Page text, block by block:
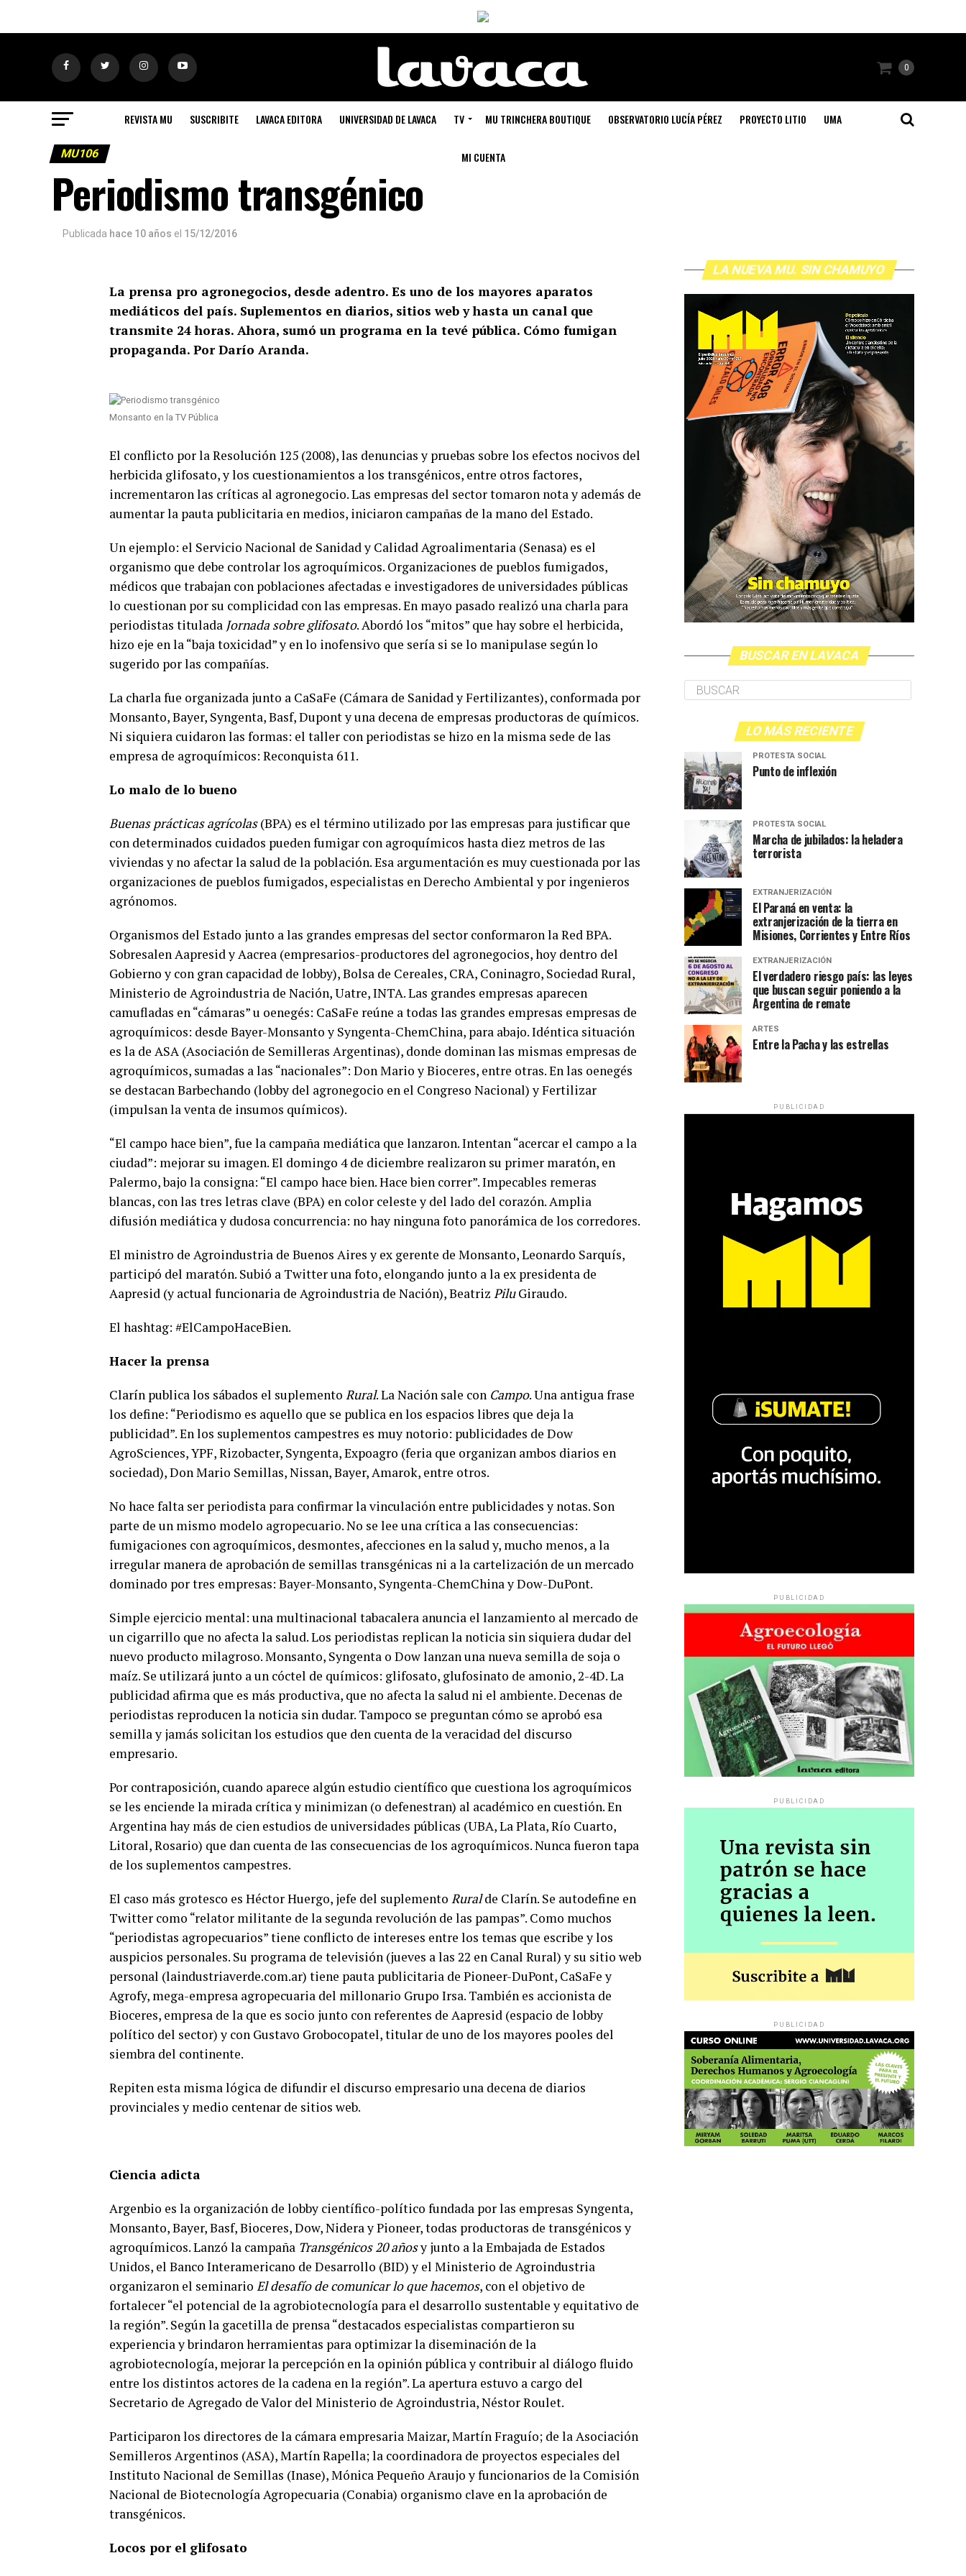
0
REVISTA MU SUSCRIBITE LAVACA EDITORA UNIVERSIDAD DE LAVACA TV MU TRINCHERA BOUTIQUE OBSERVATORIO LUCÍA PÉREZ PROYECTO LITIO UMA
MI CUENTA
MU106
Periodismo transgénico
Publicada hace 10 años el 15/12/2016
La prensa pro agronegocios, desde adentro. Es uno de los mayores aparatos
mediáticos del país. Suplementos en diarios, sitios web y hasta un canal que
transmite 24 horas. Ahora, sumó un programa en la tevé pública. Cómo fumigan
propaganda. Por Darío Aranda.
Monsanto en la TV Pública
El conflicto por la Resolución 125 (2008), las denuncias y pruebas sobre los efectos nocivos del
herbicida glifosato, y los cuestionamientos a los transgénicos, entre otros factores,
incrementaron las críticas al agronegocio. Las empresas del sector tomaron nota y además de
aumentar la pauta publicitaria en medios, iniciaron campañas de la mano del Estado.
Un ejemplo: el Servicio Nacional de Sanidad y Calidad Agroalimentaria (Senasa) es el
organismo que debe controlar los agroquímicos. Organizaciones de pueblos fumigados,
médicos que trabajan con poblaciones afectadas e investigadores de universidades públicas
lo cuestionan por su complicidad con las empresas. En mayo pasado realizó una charla para
periodistas titulada Jornada sobre glifosato. Abordó los “mitos” que hay sobre el herbicida,
hizo eje en la “baja toxicidad” y en lo inofensivo que sería si se lo manipulase según lo
sugerido por las compañías.
La charla fue organizada junto a CaSaFe (Cámara de Sanidad y Fertilizantes), conformada por
Monsanto, Bayer, Syngenta, Basf, Dupont y una decena de empresas productoras de químicos.
Ni siquiera cuidaron las formas: el taller con periodistas se hizo en la misma sede de las
empresa de agroquímicos: Reconquista 611.
Lo malo de lo bueno
Buenas prácticas agrícolas(BPA) es el término utilizado por las empresas para justificar que
con determinados cuidados pueden fumigar con agroquímicos hasta diez metros de las
viviendas y no afectar la salud de la población. Esa argumentación es muy cuestionada por las
organizaciones de pueblos fumigados, especialistas en Derecho Ambiental y por ingenieros
agrónomos.
Organismos del Estado junto a las grandes empresas del sector conformaron la Red BPA.
Sobresalen Aapresid y Aacrea (empresarios-productores del agronegocios, hoy dentro del
Gobierno y con gran capacidad de lobby), Bolsa de Cereales, CRA, Coninagro, Sociedad Rural,
Ministerio de Agroindustria de Nación, Uatre, INTA. Las grandes empresas aparecen
camufladas en “cámaras” u oenegés: CaSaFe reúne a todas las grandes empresas empresas de
agroquímicos: desde Bayer-Monsanto y Syngenta-ChemChina, para abajo. Idéntica situación
es la de ASA (Asociación de Semilleras Argentinas), donde dominan las mismas empresas de
agroquímicos, sumadas a las “nacionales”: Don Mario y Bioceres, entre otras. En las oenegés
se destacan Barbechando (lobby del agronegocio en el Congreso Nacional) y Fertilizar
(impulsan la venta de insumos químicos).
“El campo hace bien”, fue la campaña mediática que lanzaron. Intentan “acercar el campo a la
ciudad”: mejorar su imagen. El domingo 4 de diciembre realizaron su primer maratón, en
Palermo, bajo la consigna: “El campo hace bien. Hace bien correr”. Impecables remeras
blancas, con las tres letras clave (BPA) en color celeste y del lado del corazón. Amplia
difusión mediática y dudosa concurrencia: no hay ninguna foto panorámica de los corredores.
El ministro de Agroindustria de Buenos Aires y ex gerente de Monsanto, Leonardo Sarquís,
participó del maratón. Subió a Twitter una foto, elongando junto a la ex presidenta de
Aapresid (y actual funcionaria de Agroindustria de Nación), Beatriz PiluGiraudo.
El hashtag: #ElCampoHaceBien.
Hacer la prensa
Clarín publica los sábados el suplemento Rural. La Nación sale con Campo. Una antigua frase
los define: “Periodismo es aquello que se publica en los espacios libres que deja la
publicidad”. En los suplementos campestres es muy notorio: publicidades de Dow
AgroSciences, YPF, Rizobacter, Syngenta, Expoagro (feria que organizan ambos diarios en
sociedad), Don Mario Semillas, Nissan, Bayer, Amarok, entre otros.
No hace falta ser periodista para confirmar la vinculación entre publicidades y notas. Son
parte de un mismo modelo agropecuario.No se lee una crítica a las consecuencias:
fumigaciones con agroquímicos, desmontes, afecciones en la salud y, mucho menos, a la
irregular manera de aprobación de semillas transgénicas ni a la cartelización de un mercado
dominado por tres empresas: Bayer-Monsanto, Syngenta-ChemChina y Dow-DuPont.
Simple ejercicio mental: una multinacional tabacalera anuncia el lanzamiento al mercado de
un cigarrillo que no afecta la salud. Los periodistas replican la noticia sin siquiera dudar del
nuevo producto milagroso. Monsanto, Syngenta o Dow lanzan una nueva semilla de soja o
maíz. Se utilizará junto a un cóctel de químicos: glifosato, glufosinato de amonio, 2-4D. La
publicidad afirma que es más productiva, que no afecta la salud ni el ambiente. Decenas de
periodistas reproducen la noticia sin dudar. Tampoco se preguntan cómo se aprobó esa
semilla y jamás solicitan los estudios que den cuenta de la veracidad del discurso
empresario.
Por contraposición, cuando aparece algún estudio científico que cuestiona los agroquímicos
se les enciende la mirada crítica y minimizan (o defenestran) al académico en cuestión. En
Argentina hay más de cien estudios de universidades públicas (UBA, La Plata, Río Cuarto,
Litoral, Rosario) que dan cuenta de las consecuencias de los agroquímicos. Nunca fueron tapa
de los suplementos campestres.
El caso más grotesco es Héctor Huergo, jefe del suplemento Ruralde Clarín. Se autodefine en
Twitter como “relator militante de la segunda revolución de las pampas”. Como muchos
“periodistas agropecuarios” tiene conflicto de intereses entre los temas que escribe y los
auspicios personales. Su programa de televisión (jueves a las 22 en Canal Rural) y su sitio web
personal (laindustriaverde.com.ar) tiene pauta publicitaria de Pioneer-DuPont, CaSaFe y
Agrofy, mega-empresa agropecuaria del millonario Grupo Irsa. También es accionista de
Bioceres, empresa de la que es socio junto con referentes de Aapresid (espacio de lobby
político del sector) y con Gustavo Grobocopatel, titular de uno de los mayores pooles del
siembra del continente.
Repiten esta misma lógica de difundir el discurso empresario una decena de diarios
provinciales y medio centenar de sitios web.
Ciencia adicta
Argenbio es la organización de lobby científico-político fundada por las empresas Syngenta,
Monsanto, Bayer, Basf, Bioceres, Dow, Nidera y Pioneer, todas productoras de transgénicos y
agroquímicos.Lanzó la campaña Transgénicos 20 añosy junto a la Embajada de Estados
Unidos, el Banco Interamericano de Desarrollo (BID) y el Ministerio de Agroindustria
organizaron el seminario El desafío de comunicar lo que hacemos, con el objetivo de
fortalecer “el potencial de la agrobiotecnología para el desarrollo sustentable y equitativo de
la región”. Según la gacetilla de prensa “destacados especialistas compartieron su
experiencia y brindaron herramientas para optimizar la diseminación de la
agrobiotecnología, mejorar la percepción en la opinión pública y contribuir al diálogo fluido
entre los distintos actores de la cadena en la región”. La apertura estuvo a cargo del
Secretario de Agregado de Valor del Ministerio de Agroindustria, Néstor Roulet.
Participaron los directores de la cámara empresaria Maizar, Martín Fraguío; de la Asociación
Semilleros Argentinos (ASA), Martín Rapella; la coordinadora de proyectos especiales del
Instituto Nacional de Semillas (Inase), Mónica Pequeño Araujo y funcionarios de la Comisión
Nacional de Biotecnología Agropecuaria (Conabia) organismo clave en la aprobación de
transgénicos.
Locos por el glifosato
LA NUEVA MU. SIN CHAMUYO
BUSCAR EN LAVACA
LO MÁS RECIENTE
PROTESTA SOCIAL
Punto de inflexión
PROTESTA SOCIAL
Marcha de jubilados: la heladera
terrorista
EXTRANJERIZACIÓN
El Paraná en venta: la
extranjerización de la tierra en
Misiones, Corrientes y Entre Ríos
EXTRANJERIZACIÓN
El verdadero riesgo país: las leyes
que buscan seguir poniendo a la
Argentina de remate
ARTES
Entre la Pacha y las estrellas
PUBLICIDAD
PUBLICIDAD
PUBLICIDAD
PUBLICIDAD